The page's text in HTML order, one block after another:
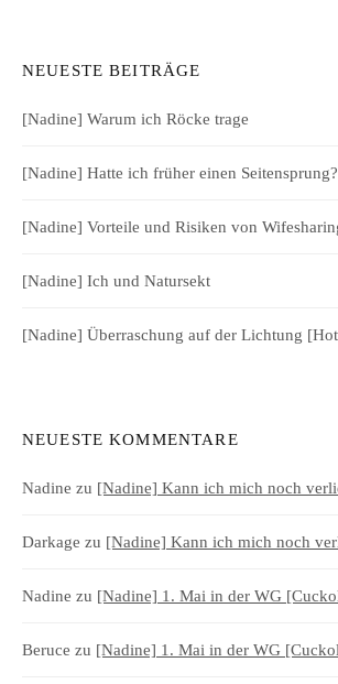
NEUESTE BEITRÄGE
[Nadine] Warum ich Röcke trage
[Nadine] Hatte ich früher einen Seitensprung?
[Nadine] Vorteile und Risiken von
[Nadine] Ich und Natursekt
[Nadine] Überraschung auf der Lichtung
NEUESTE KOMMENTARE
Nadine zu [Nadine] Kann ich mich noch
Darkage zu [Nadine] Kann ich mich noch
Nadine zu [Nadine] 1. Mai in der WG
Beruce zu [Nadine] 1. Mai in der WG